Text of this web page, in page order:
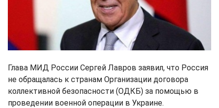
Глава МИД России Сергей Лавров заявил, что Россия
не обращалась к странам Организации договора
коллективной безопасности (ОДКБ) за помощью в
проведении военной операции в Украине.